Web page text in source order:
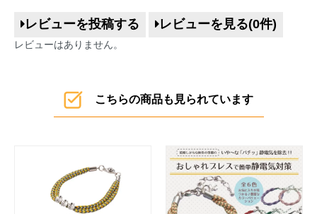
レビューを投稿する レビューを見る(0件)
レビューはありません。
こちらの商品も見られています